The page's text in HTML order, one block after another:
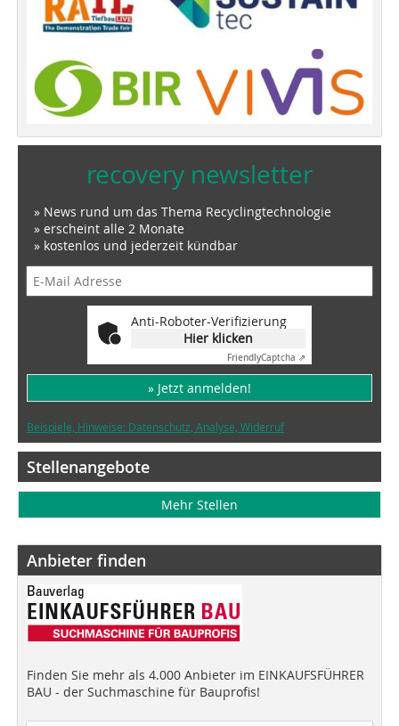
recovery newsletter
» News rund um das Thema Recyclingtechnologie
» erscheint alle 2 Monate
» kostenlos und jederzeit kündbar
Anti-Roboter-Verifizierung
Hier klicken
FriendlyCaptcha ⇗
» Jetzt anmelden!
Beispiele, Hinweise: Datenschutz, Analyse, Widerruf
Stellenangebote
Mehr Stellen
Anbieter finden
Finden Sie mehr als 4.000 Anbieter im EINKAUFSFÜHRER
BAU - der Suchmaschine für Bauprofis!